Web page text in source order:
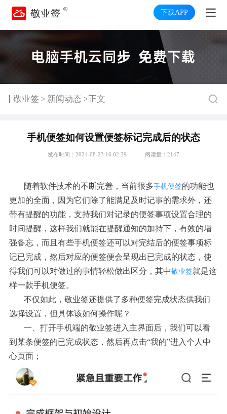
下载APP
敬业签 > 新闻动态 >正文
手机便签如何设置便签标记完成后的状态
发布时间：2021-08-23 16:02:39 阅读量：2147
随着软件技术的不断完善，当前很多手机便签的功能也
更加的全面，因为它们除了能满足及时记事的需求外，还
带有提醒的功能，支持我们对记录的便签事项设置合理的
时间提醒，这样我们就能在提醒通知的加持下，有效的增
强备忘，而且有些手机便签还可以对完结后的便签事项标
记已完成，然后对应的便签便会呈现出已完成的状态，使
得我们可以对做过的事情轻松做出区分，其中敬业签就是这
样一款手机便签。
不仅如此，敬业签还提供了多种便签完成状态供我们
选择设置，但具体该如何操作呢？
一、 打开手机端的敬业签进入主界面后，我们可以看
到某条便签的已完成状态，然后再点击“我的”进入个人中
心页面；